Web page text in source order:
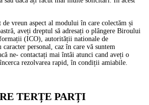
vreun aspect al modului în care colectăm și
aveți dreptul să adresați o plângere Biroului
(ICO), autorității nationale de
caracter personal, caz în care vă suntem
ne- contactați mai întâi atunci cand aveți o
rezolvarea rapid, în condiții amiabile.
TERȚE PARȚI